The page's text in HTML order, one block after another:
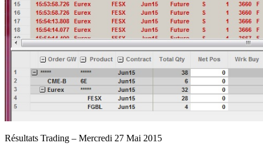
Résultats Trading – Mercredi 27 Mai 2015